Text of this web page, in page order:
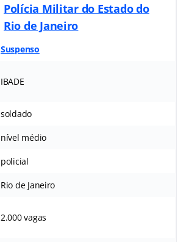
Polícia Militar do Estado do
Rio de Janeiro
Suspenso
IBADE
soldado
nível médio
policial
Rio de Janeiro
2.000 vagas